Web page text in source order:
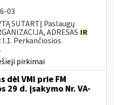
03
SUTARTĮ Paslaugų
ADRESAS IR
I.1. Perkančiosios
pirkimai
dėl VMI prie FM
29 d. įsakymo Nr. VA-